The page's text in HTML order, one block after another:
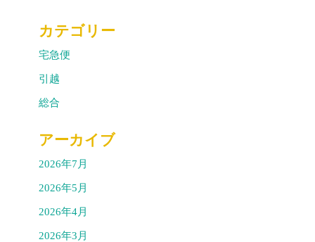
カテゴリー
宅急便
引越
総合
アーカイブ
2026年7月
2026年5月
2026年4月
2026年3月